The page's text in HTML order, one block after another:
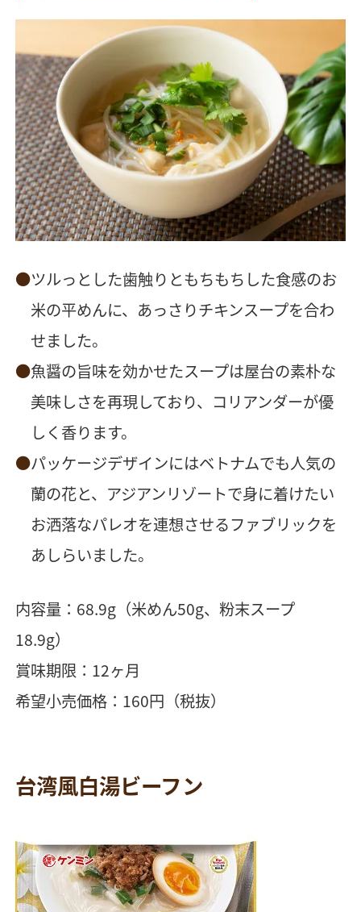
ツルっとした歯触りともちもちした食感のお
米の平めんに、あっさりチキンスープを合わ
せました。
魚醤の旨味を効かせたスープは屋台の素朴な
美味しさを再現しており、コリアンダーが優
しく香ります。
パッケージデザインにはベトナムでも人気の
蘭の花と、アジアンリゾートで身に着けたい
お洒落なパレオを連想させるファブリックを
あしらいました。
内容量：68.9g（米めん50g、粉末スープ
18.9g）
賞味期限：12ヶ月
希望小売価格：160円（税抜）
台湾風白湯ビーフン